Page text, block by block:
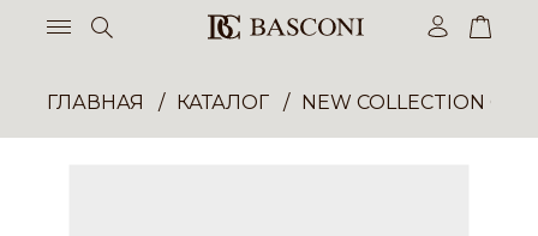
ГЛАВНАЯ КАТАЛОГ NEW COLLECTION